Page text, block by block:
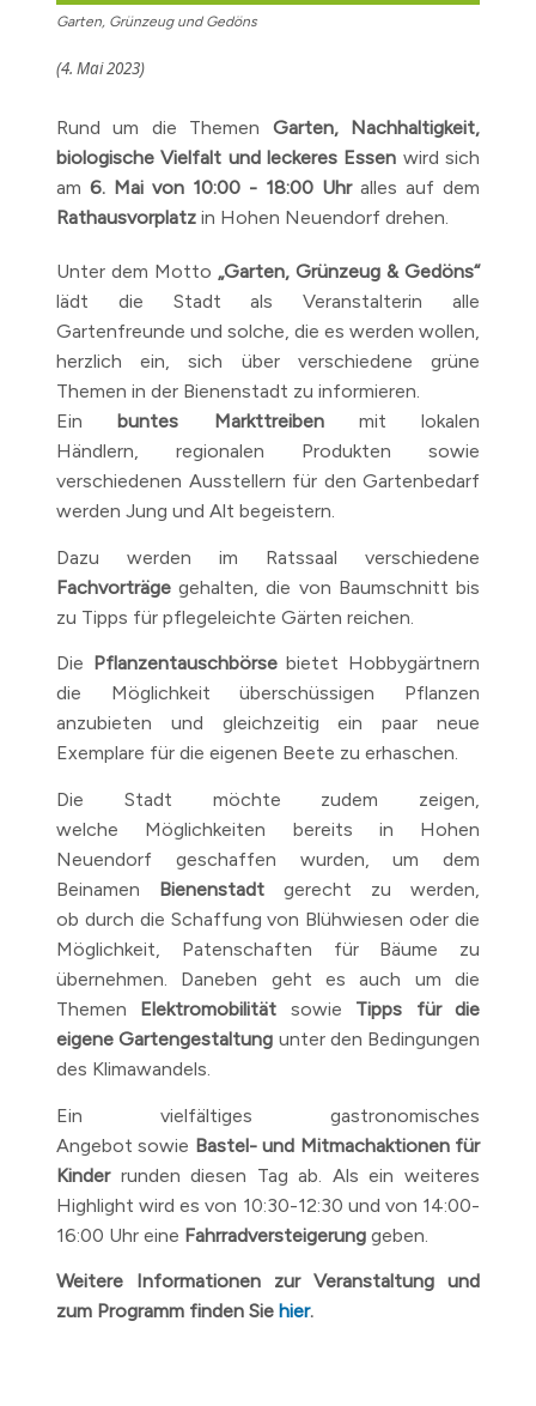
Garten, Grünzeug und Gedöns
(4. Mai 2023)
Rund um die Themen Garten, Nachhaltigkeit,
biologische Vielfalt und leckeres Essen wird sich
am 6. Mai von 10:00 - 18:00 Uhralles auf dem
Rathausvorplatz in Hohen Neuendorf drehen.
Unter dem Motto „Garten, Grünzeug & Gedöns“
lädt die Stadt als Veranstalterin alle
Gartenfreunde und solche, die es werden wollen,
herzlich ein, sich über verschiedene grüne
Themen in der Bienenstadt zu informieren.
Ein buntes Markttreibenmit lokalen
Händlern, regionalen Produkten sowie
verschiedenen Ausstellern für den Gartenbedarf
werden Jung und Alt begeistern.
Dazu werden im Ratssaal verschiedene
Fachvorträge gehalten, die von Baumschnitt bis
zu Tipps für pflegeleichte Gärten reichen.
Die Pflanzentauschbörsebietet Hobbygärtnern
die Möglichkeit überschüssigen Pflanzen
anzubieten und gleichzeitig ein paar neue
Exemplare für die eigenen Beete zu erhaschen.
Die Stadt möchte zudem zeigen,
welche Möglichkeiten bereits in Hohen
Neuendorf geschaffen wurden, um dem
Beinamen Bienenstadt gerecht zu werden,
ob durch die Schaffung von Blühwiesen oder die
Möglichkeit, Patenschaften für Bäume zu
übernehmen. Daneben geht es auch um die
Themen Elektromobilität sowie Tipps für die
eigene Gartengestaltung unter den Bedingungen
des Klimawandels.
Ein vielfältiges gastronomisches
Angebot sowie Bastel- und Mitmachaktionen für
Kinderrunden diesen Tag ab. Als ein weiteres
Highlight wird es von 10:30-12:30 und von 14:00-
16:00 Uhr eine Fahrradversteigerung geben.
Weitere Informationen zur Veranstaltung und
zum Programm finden Sie hier.